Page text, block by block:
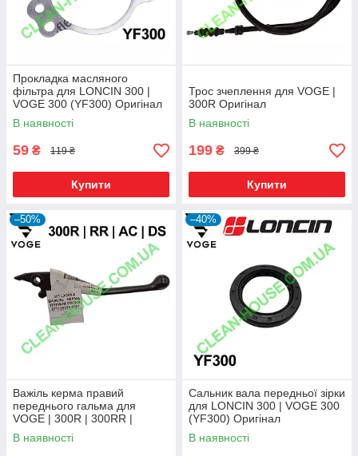
Прокладка масляного
фільтра для LONCIN 300 |
VOGE 300 (YF300) Оригінал
В наявності
59 ₴ 119 ₴
Купити
Трос зчеплення для VOGE |
300R Оригінал
В наявності
199 ₴ 399 ₴
Купити
–50%
Важіль керма правий
переднього гальма для
VOGE | 300R | 300RR |
300AC | 300DS Оригінал
В наявності
–40%
Сальник вала передньої зірки
для LONCIN 300 | VOGE 300
(YF300) Оригінал
В наявності